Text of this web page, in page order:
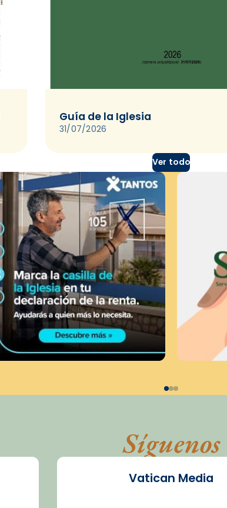
Guía de la Iglesia
31/07/2026
Ver todo
Síguenos
Vatican Media